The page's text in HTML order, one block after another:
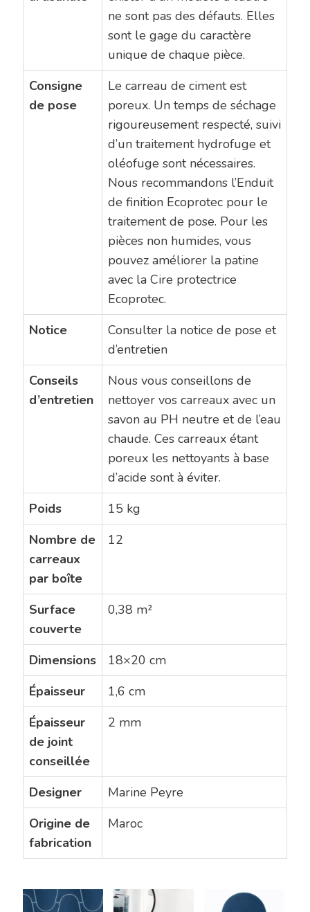
ne sont pas des défauts. Elles
sont le gage du caractère
unique de chaque pièce.
Consigne
de pose
Le carreau de ciment est
poreux. Un temps de séchage
rigoureusement respecté, suivi
d’un traitement hydrofuge et
oléofuge sont nécessaires.
Nous recommandons l’Enduit
de finition Ecoprotec pour le
traitement de pose. Pour les
pièces non humides, vous
pouvez améliorer la patine
avec la Cire protectrice
Ecoprotec.
Notice
Consulter la notice de pose et
d’entretien
Conseils
d’entretien
Nous vous conseillons de
nettoyer vos carreaux avec un
savon au PH neutre et de l’eau
chaude. Ces carreaux étant
poreux les nettoyants à base
d’acide sont à éviter.
Poids
15 kg
Nombre de
carreaux
par boîte
12
Surface
couverte
0,38 m²
Dimensions
18×20 cm
Épaisseur
1,6 cm
Épaisseur
de joint
conseillée
2 mm
Designer
Marine Peyre
Origine de
fabrication
Maroc